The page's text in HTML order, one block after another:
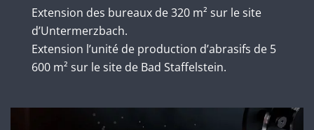
Extension des bureaux de 320 m² sur le site
d’Untermerzbach.
Extension l’unité de production d’abrasifs de 5
600 m² sur le site de Bad Staffelstein.